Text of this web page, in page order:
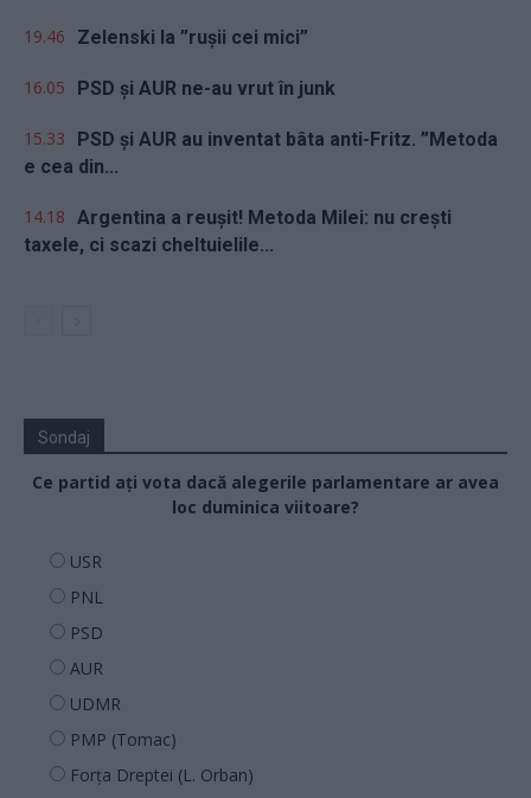
19.46 Zelenski la ”rușii cei mici”
16.05 PSD și AUR ne-au vrut în junk
15.33
PSD și AUR au inventat bâta anti-Fritz. ”Metoda
e cea din...
14.18 Argentina a reușit! Metoda Milei: nu crești
taxele, ci scazi cheltuielile...
Sondaj
Ce partid ați vota dacă alegerile parlamentare ar avea
loc duminica viitoare?
USR
PNL
PSD
AUR
UDMR
PMP (Tomac)
Forța Dreptei (L. Orban)